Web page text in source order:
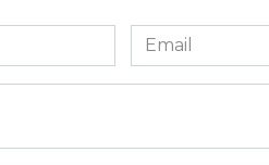
Email
*